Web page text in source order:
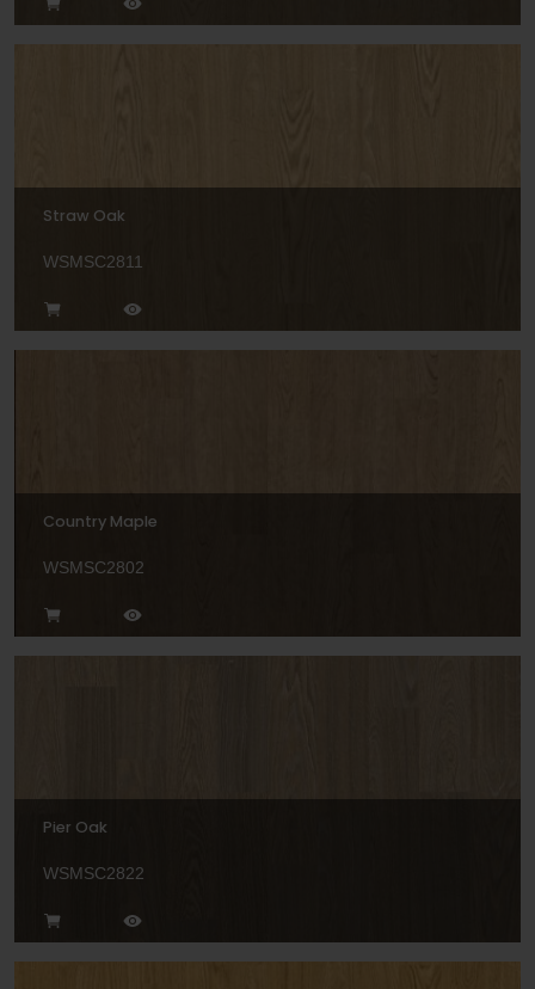
Straw Oak
WSMSC2811
Country Maple
WSMSC2802
Pier Oak
WSMSC2822